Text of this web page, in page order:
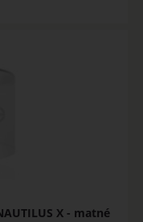
X - matné